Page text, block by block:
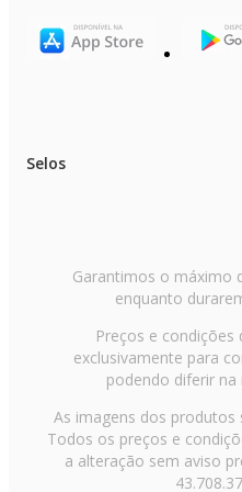
1 x Manual
Selos
Garantimos o máximo
enquanto
Preços e
exclusivamente para
podendo diferir na
As imagens dos
Todos os preços e
a alteração sem aviso